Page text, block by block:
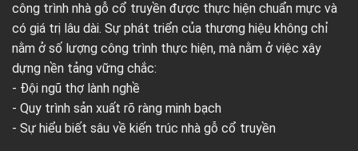
công trình nhà gỗ cổ truyền được thực hiện chuẩn mực và
có giá trị lâu dài. Sự phát triển của thương hiệu không chỉ
nằm ở số lượng công trình thực hiện, mà nằm ở việc xây
dựng nền tảng vững chắc:
- Đội ngũ thợ lành nghề
- Quy trình sản xuất rõ ràng minh bạch
- Sự hiểu biết sâu về kiến trúc nhà gỗ cổ truyền